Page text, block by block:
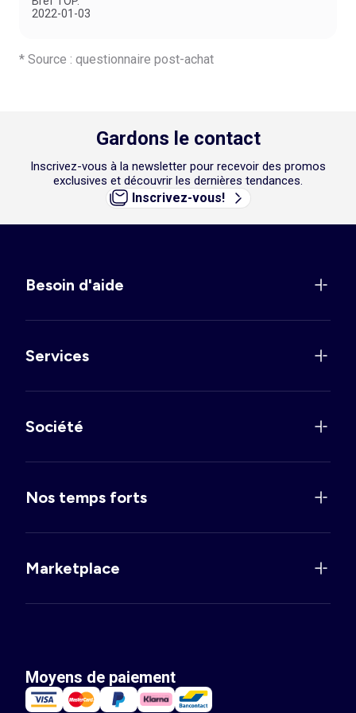
Laissez-vous inspirer par nos trois paris gagnants :
Look 2 : un t-shirt noir manches longues et un
2022-01-03
* Source : questionnaire post-achat
Gardons le contact
Inscrivez-vous à la newsletter pour recevoir des promos
exclusives et découvrir les dernières tendances.
Inscrivez-vous!
Besoin d'aide
Services
Société
Nos temps forts
Marketplace
Moyens de paiement